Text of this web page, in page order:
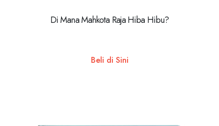
Di Mana Mahkota Raja Hiba Hibu?
Beli di Sini